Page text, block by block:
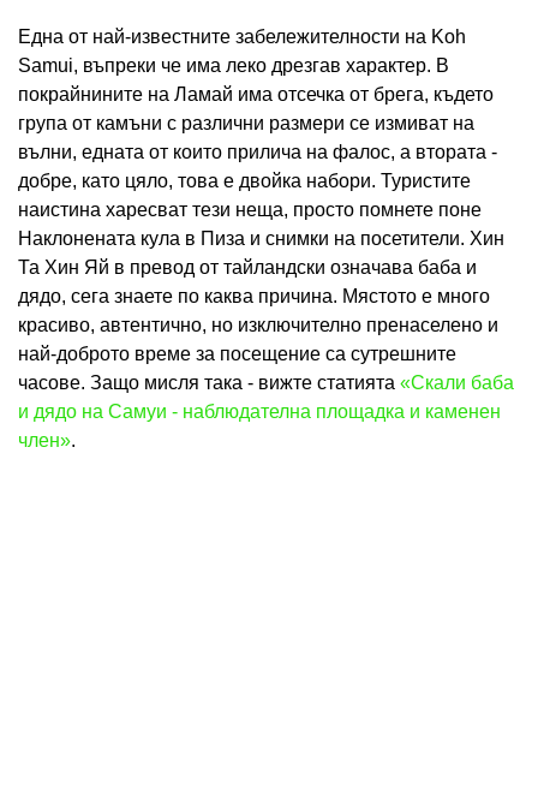
Една от най-известните забележителности на Koh
Samui, въпреки че има леко дрезгав характер. В
покрайнините на Ламай има отсечка от брега, където
група от камъни с различни размери се измиват на
вълни, едната от които прилича на фалос, а втората -
добре, като цяло, това е двойка набори. Туристите
наистина харесват тези неща, просто помнете поне
Наклонената кула в Пиза и снимки на посетители. Хин
Та Хин Яй в превод от тайландски означава баба и
дядо, сега знаете по каква причина. Мястото е много
красиво, автентично, но изключително пренаселено и
най-доброто време за посещение са сутрешните
часове. Защо мисля така - вижте статията «Скали баба
и дядо на Самуи - наблюдателна площадка и каменен
член».